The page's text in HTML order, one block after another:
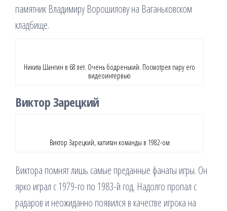
памятник Владимиру Ворошилову на Ваганьковском
кладбище.
Никита Шангин в 68 лет. Очень бодренький. Посмотрел пару его
видеоинтервью
Виктор Зарецкий
Виктор Зарецкий, капитан команды в 1982-ом
Виктора помнят лишь самые преданные фанаты игры. Он
ярко играл с 1979-го по 1983-й год. Надолго пропал с
радаров и неожиданно появился в качестве игрока на